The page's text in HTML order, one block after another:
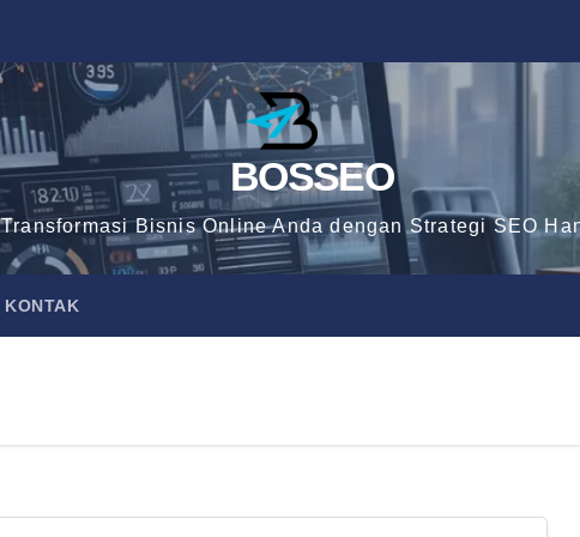
BOSSEO
Transformasi Bisnis Online Anda dengan Strategi SEO
KONTAK